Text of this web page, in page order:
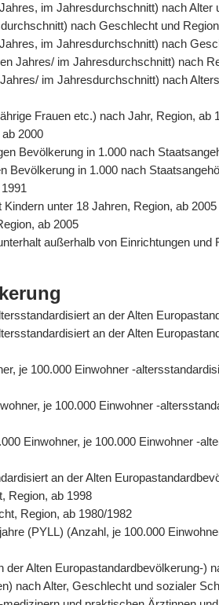
im Jahresdurchschnitt) nach Alter
nach Geschlecht und
im Jahresdurchschnitt) nach
Jahres/ im Jahresdurchschnitt) nach
im Jahresdurchschnitt) nach
Frauen etc.) nach Jahr, Region, ab
2000
Bevölkerung in 1.000 nach
in 1.000 nach
unter 18 Jahren, Region, ab 2005
ab 2005
außerhalb von Einrichtungen
an der Alten
an der Alten
je 100.000 Einwohner -
je 100.000 Einwohner -
Einwohner, je 100.000 Einwohner -
an der Alten
Region, ab 1998
Region, ab 1980/1982
(PYLL) (Anzahl, je 100.000
Alten Europastandardbevölkerung-)
nach Alter, Geschlecht und sozialer